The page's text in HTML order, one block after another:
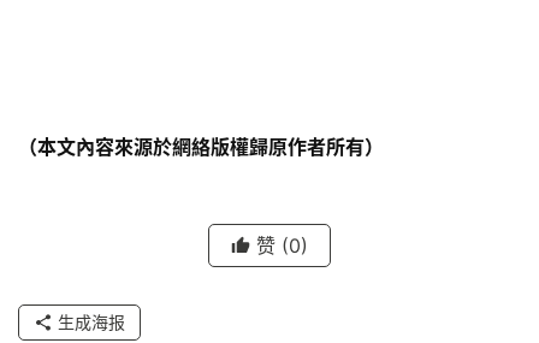
（本文內容來源於網絡版權歸原作者所有）
赞 (0)
生成海报